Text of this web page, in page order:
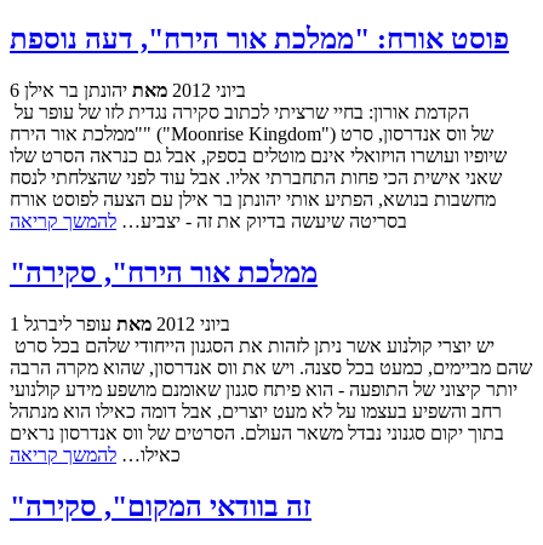
פוסט אורח: "ממלכת אור הירח", דעה נוספת
6 ביוני 2012 מאת יהונתן בר אילן
"ממלכת אור הירח" ("Moonrise Kingdom") של ווס אנדרסון, סרט
שיופיו ועושרו הויזואלי אינם מוטלים בספק, אבל גם כנראה הסרט שלו
שאני אישית הכי פחות התחברתי אליו. אבל עוד לפני שהצלחתי לנסח
מחשבות בנושא, הפתיע אותי יהונתן בר אילן עם הצעה לפוסט אורח
בסריטה שיעשה בדיוק את זה - יצביע… להמשך קריאה
"ממלכת אור הירח", סקירה
1 ביוני 2012 מאת עופר ליברגל
שהם מביימים, כמעט בכל סצנה. ויש את ווס אנדרסון, שהוא מקרה הרבה
יותר קיצוני של התופעה - הוא פיתח סגנון שאומנם מושפע מידע קולנועי
רחב והשפיע בעצמו על לא מעט יוצרים, אבל דומה כאילו הוא מנתהל
בתוך יקום סגנוני נבדל משאר העולם. הסרטים של ווס אנדרסון נראים
כאילו… להמשך קריאה
"זה בוודאי המקום", סקירה